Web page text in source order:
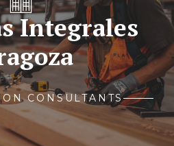
Integrales
CONSULTANTS